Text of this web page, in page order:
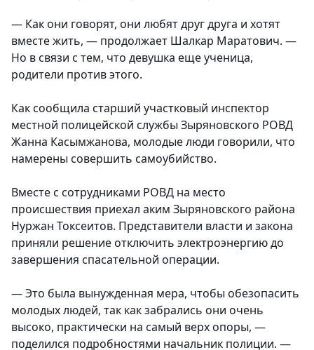
— Как они говорят, они любят друг друга и хотят
вместе жить, — продолжает Шалкар Маратович. —
Но в связи с тем, что девушка еще ученица,
родители против этого.
Как сообщила старший участковый инспектор
местной полицейской службы Зыряновского РОВД
Жанна Касымжанова, молодые люди говорили, что
намерены совершить самоубийство.
Вместе с сотрудниками РОВД на место
происшествия приехал аким Зыряновского района
Нуржан Токсеитов. Представители власти и закона
приняли решение отключить электроэнергию до
завершения спасательной операции.
— Это была вынужденная мера, чтобы обезопасить
молодых людей, так как забрались они очень
высоко, практически на самый верх опоры, —
поделился подробностями начальник полиции. —